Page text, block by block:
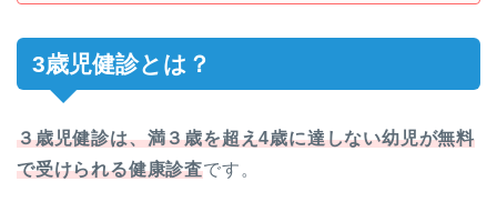
3歳児健診とは？
３歳児健診は、満３歳を超え4歳に達しない幼児が無料
で受けられる健康診査です。